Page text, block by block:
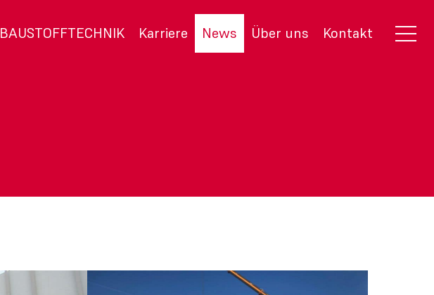
BAUSTOFFTECHNIK Karriere News Über uns Kontakt